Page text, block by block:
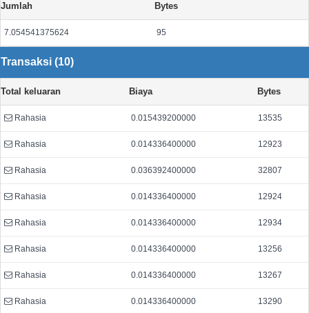
Jumlah Bytes
7.054541375624 95
Transaksi (10)
Total keluaran Biaya Bytes
Rahasia 0.015439200000 13535
Rahasia 0.014336400000 12923
Rahasia 0.036392400000 32807
Rahasia 0.014336400000 12924
Rahasia 0.014336400000 12934
Rahasia 0.014336400000 13256
Rahasia 0.014336400000 13267
Rahasia 0.014336400000 13290